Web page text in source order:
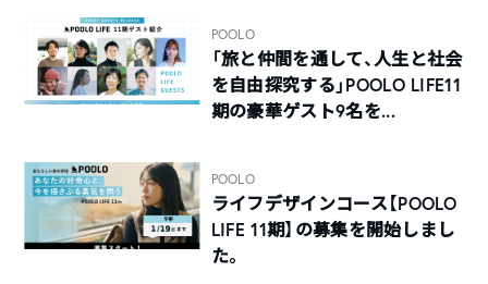
POOLO
「旅と仲間を通して、人生と社会
を自由探究する」POOLO LIFE11
期の豪華ゲスト9名を...
POOLO
ライフデザインコース【POOLO
LIFE 11期】の募集を開始しまし
た。